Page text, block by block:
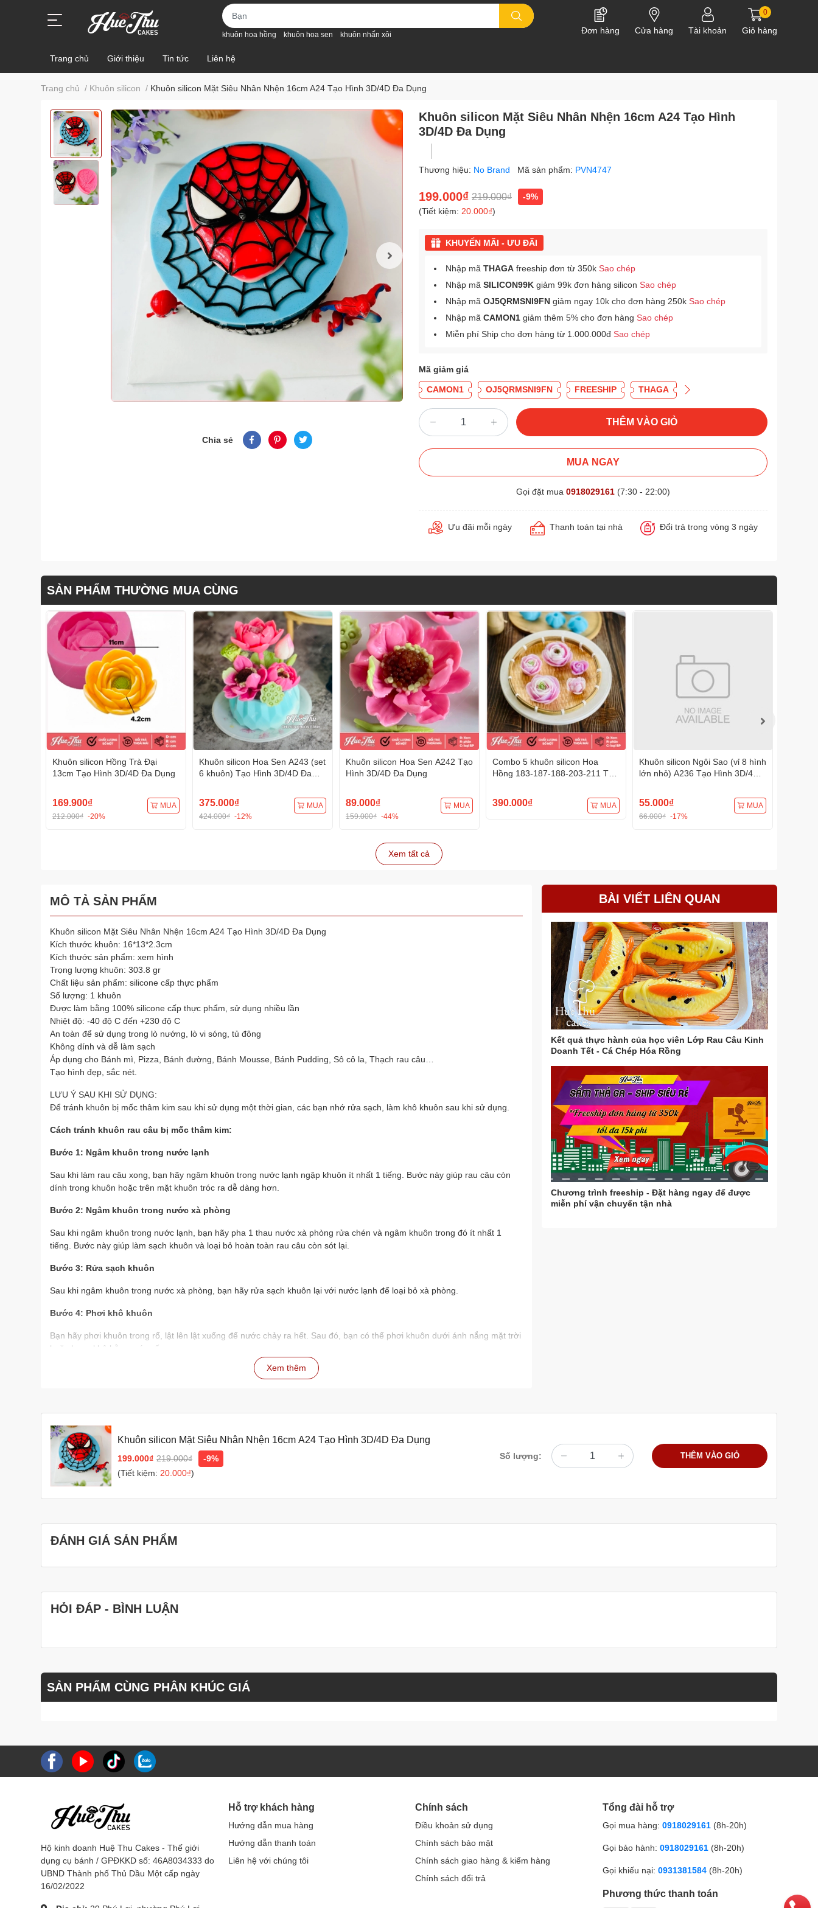
khuôn hoa hồng khuôn hoa sen khuôn nhấn xôi Đơn hàng Cửa hàng Tài khoản
0
Giỏ hàng
Trang chủ Giới thiệu Tin tức Liên hệ
Trang chủ / Khuôn silicon / Khuôn silicon Mặt Siêu Nhân Nhện 16cm A24 Tạo Hình 3D/4D Đa Dụng
Chia sẻ
Khuôn silicon Mặt Siêu Nhân Nhện 16cm A24 Tạo Hình
3D/4D Đa Dụng
Thương hiệu: No Brand Mã sản phẩm: PVN4747
199.000₫ 219.000₫
-9%
(Tiết kiệm: 20.000₫)
KHUYẾN MÃI - ƯU ĐÃI
Nhập mã THAGA freeship đơn từ 350k Sao chép
Nhập mã SILICON99K giảm 99k đơn hàng silicon Sao chép
Nhập mã OJ5QRMSNI9FN giảm ngay 10k cho đơn hàng 250k Sao chép
Nhập mã CAMON1 giảm thêm 5% cho đơn hàng Sao chép
Miễn phí Ship cho đơn hàng từ 1.000.000đ Sao chép
Mã giảm giá
CAMON1 OJ5QRMSNI9FN FREESHIP THAGA
THÊM VÀO GIỎ
MUA NGAY
Gọi đặt mua 0918029161 (7:30 - 22:00)
Ưu đãi mỗi ngày Thanh toán tại nhà Đổi trả trong vòng 3 ngày
SẢN PHẨM THƯỜNG MUA CÙNG
Khuôn silicon Hồng Trà Đại
13cm Tạo Hình 3D/4D Đa Dụng
169.900₫
212.000₫ -20%
MUA
Khuôn silicon Hoa Sen A243 (set
6 khuôn) Tạo Hình 3D/4D Đa
375.000₫
424.000₫ -12%
MUA
Khuôn silicon Hoa Sen A242 Tạo
Hình 3D/4D Đa Dụng
89.000₫
159.000₫ -44%
MUA
Combo 5 khuôn silicon Hoa
Hồng 183-187-188-203-211 Tạo
390.000₫ MUA
Khuôn silicon Ngôi Sao (vỉ 8 hình
lớn nhỏ) A236 Tạo Hình 3D/4D
55.000₫
66.000₫ -17%
MUA
Xem tất cả
MÔ TẢ SẢN PHẨM
Khuôn silicon Mặt Siêu Nhân Nhện 16cm A24 Tạo Hình 3D/4D Đa Dụng
Kích thước khuôn: 16*13*2.3cm
Kích thước sản phẩm: xem hình
Trọng lượng khuôn: 303.8 gr
Chất liệu sản phẩm: silicone cấp thực phẩm
Số lượng: 1 khuôn
Được làm bằng 100% silicone cấp thực phẩm, sử dụng nhiều lần
Nhiệt độ: -40 độ C đến +230 độ C
An toàn để sử dụng trong lò nướng, lò vi sóng, tủ đông
Không dính và dễ làm sạch
Áp dụng cho Bánh mì, Pizza, Bánh đường, Bánh Mousse, Bánh Pudding, Sô cô la, Thạch rau câu…
Tạo hình đẹp, sắc nét.
LƯU Ý SAU KHI SỬ DỤNG:
Để tránh khuôn bị mốc thâm kim sau khi sử dụng một thời gian, các bạn nhớ rửa sạch, làm khô khuôn sau khi sử dụng.
Cách tránh khuôn rau câu bị mốc thâm kim:
Bước 1: Ngâm khuôn trong nước lạnh
Sau khi làm rau câu xong, bạn hãy ngâm khuôn trong nước lạnh ngập khuôn ít nhất 1 tiếng. Bước này giúp rau câu còn
dính trong khuôn hoặc trên mặt khuôn tróc ra dễ dàng hơn.
Bước 2: Ngâm khuôn trong nước xà phòng
Sau khi ngâm khuôn trong nước lạnh, bạn hãy pha 1 thau nước xà phòng rửa chén và ngâm khuôn trong đó ít nhất 1
tiếng. Bước này giúp làm sạch khuôn và loại bỏ hoàn toàn rau câu còn sót lại.
Bước 3: Rửa sạch khuôn
Sau khi ngâm khuôn trong nước xà phòng, bạn hãy rửa sạch khuôn lại với nước lạnh để loại bỏ xà phòng.
Bước 4: Phơi khô khuôn
Bạn hãy phơi khuôn trong rổ, lật lên lật xuống để nước chảy ra hết. Sau đó, bạn có thể phơi khuôn dưới ánh nắng mặt trời
hoặc hong khô bằng máy sấy.
nhiên, nếu chỉ ngâm nước lạnh mà không ngâm nước xà phòng, thì khuôn sẽ bị nhớt khi ngâm lâu trên 1 ngày.
Bạn có thể phơi khuôn dưới ánh nắng mặt trời hoặc hong khô bằng máy sấy đều được. Tuy nhiên, nếu phơi khuôn
dưới ánh nắng mặt trời, bạn nên lưu ý che đậy khuôn để tránh bụi bẩn bám vào.
Với cách làm này, khuôn rau câu của bạn sẽ luôn sạch sẽ và không bị mốc thâm kim.
Thêm một số mẹo giúp khuôn rau câu không bị mốc thâm kim
Sau khi rửa sạch khuôn, bạn có thể tráng sơ qua nước sôi để khử trùng.
Bạn nên bảo quản khuôn rau câu ở nơi khô ráo, thoáng mát.
Xem thêm
BÀI VIẾT LIÊN QUAN
Kết quả thực hành của học viên Lớp Rau Câu Kinh
Doanh Tết - Cá Chép Hóa Rồng
Chương trình freeship - Đặt hàng ngay để được
miễn phí vận chuyển tận nhà
Khuôn silicon Mặt Siêu Nhân Nhện 16cm A24 Tạo Hình 3D/4D Đa Dụng
199.000₫ 219.000₫
-9%
(Tiết kiệm: 20.000₫)
Số lượng: THÊM VÀO GIỎ
ĐÁNH GIÁ SẢN PHẨM
HỎI ĐÁP - BÌNH LUẬN
SẢN PHẨM CÙNG PHÂN KHÚC GIÁ
Hộ kinh doanh Huệ Thu Cakes - Thế giới
dụng cụ bánh / GPĐKKD số: 46A8034333 do
UBND Thành phố Thủ Dầu Một cấp ngày
16/02/2022
Hỗ trợ khách hàng
Hướng dẫn mua hàng
Hướng dẫn thanh toán
Liên hệ với chúng tôi
Chính sách
Điều khoản sử dụng
Chính sách bảo mật
Chính sách giao hàng & kiểm hàng
Chính sách đổi trả
Tổng đài hỗ trợ
Gọi mua hàng: 0918029161 (8h-20h)
Gọi bảo hành: 0918029161 (8h-20h)
Gọi khiếu nại: 0931381584 (8h-20h)
Phương thức thanh toán